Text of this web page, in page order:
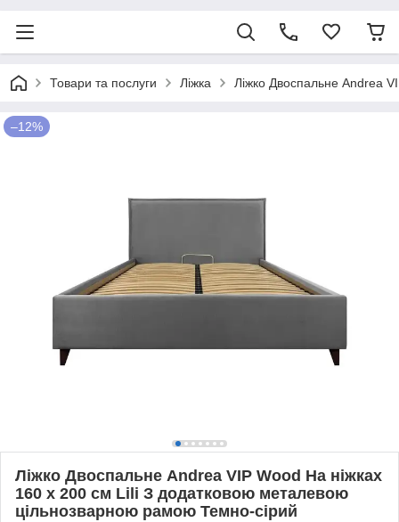
Товари та послуги Ліжка Ліжко Двоспальне Andrea
–12%
Ліжко Двоспальне Andrea VIP Wood На ніжках
160 x 200 см Lili З додатковою металевою
цільнозварною рамою Темно-сірий